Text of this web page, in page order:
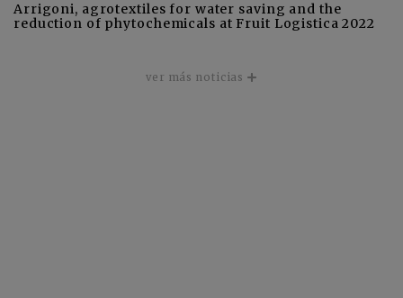
Arrigoni, agrotextiles for water saving and the
reduction of phytochemicals at Fruit Logistica 2022
ver más noticias